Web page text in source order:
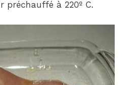
à 220º C.